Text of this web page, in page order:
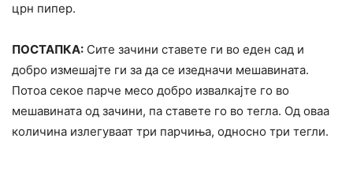
црн пипер.
ПОСТАПКА: Сите зачини ставете ги во еден сад и
добро измешајте ги за да се изедначи мешавината.
Потоа секое парче месо добро извалкајте го во
мешавината од зачини, па ставете го во тегла. Од оваа
количина излегуваат три парчиња, односно три тегли.